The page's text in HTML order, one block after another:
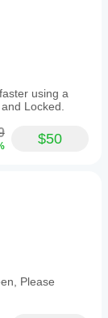
using a
Locked.
$50
Please